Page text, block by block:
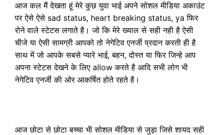
आज कल मैं देखता हूं मेरे कुछ युवा भाई अपने सोशल मीडिया अकाउंट
पर ऐसे ऐसे sad status, heart breaking status, ya फिर
रोने वाले स्टेटस लगाते है। जो कि मेरे ख्याल से सही नही है ऐसी
चीजे या ऐसी सामग्री आपको तो नेगेटिव एनर्जी प्रदान करती ही है
साथ में जो आपके सबसे प्यारे भाई, बहन, दोस्त या फिर जिन्हे आप
अपना स्टेटस देखने के लिए allow करते है आदि सभी लोग भी
नेगेटिव एनर्जी की ओर आकर्षित होते रहते है।
आज छोटा से छोटा बच्चा भी सोशल मीडिया से जुड़ा जिसे शायद सही